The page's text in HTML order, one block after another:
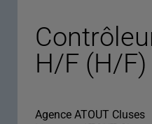
H/F (H/F)
Agence ATOUT Cluses